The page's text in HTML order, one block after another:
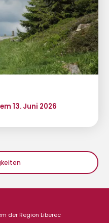
13. Juni 2026
der Region Liberec